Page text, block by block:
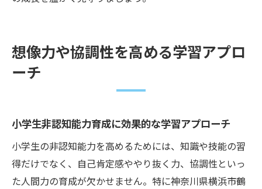
想像力や協調性を高める学習アプロ
ーチ
小学生非認知能力育成に効果的な学習アプローチ
小学生の非認知能力を高めるためには、知識や技能の習
得だけでなく、自己肯定感ややり抜く力、協調性といっ
た人間力の育成が欠かせません。特に神奈川県横浜市鶴